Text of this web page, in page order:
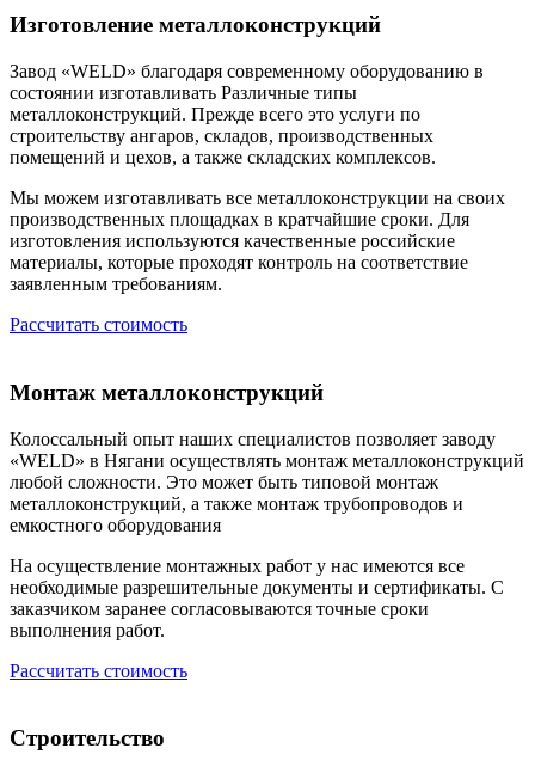
Изготовление металлоконструкций
Завод «WELD» благодаря современному оборудованию в
состоянии изготавливать Различные типы
металлоконструкций. Прежде всего это услуги по
строительству ангаров, складов, производственных
помещений и цехов, а также складских комплексов.
Мы можем изготавливать все металлоконструкции на своих
производственных площадках в кратчайшие сроки. Для
изготовления используются качественные российские
материалы, которые проходят контроль на соответствие
заявленным требованиям.
Рассчитать стоимость
Монтаж металлоконструкций
Колоссальный опыт наших специалистов позволяет заводу
«WELD» в Нягани осуществлять монтаж металлоконструкций
любой сложности. Это может быть типовой монтаж
металлоконструкций, а также монтаж трубопроводов и
емкостного оборудования
На осуществление монтажных работ у нас имеются все
необходимые разрешительные документы и сертификаты. С
заказчиком заранее согласовываются точные сроки
выполнения работ.
Рассчитать стоимость
Строительство